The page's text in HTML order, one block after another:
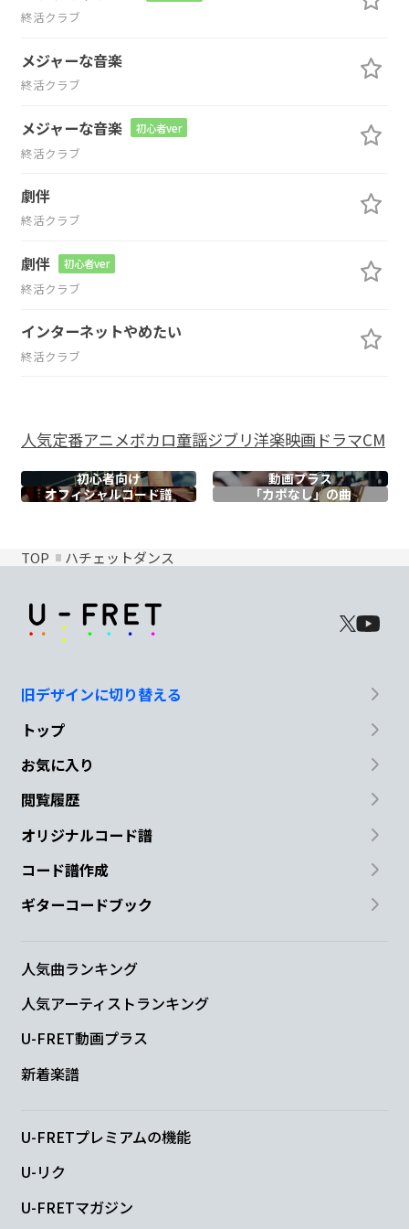
終活クラブ
メジャーな音楽
終活クラブ
メジャーな音楽 初心者ver
終活クラブ
劇伴
終活クラブ
劇伴 初心者ver
終活クラブ
インターネットやめたい
終活クラブ
人気定番アニメボカロ童謡ジブリ洋楽映画ドラマCM
初心者向け
動画プラス
オフィシャルコード譜 「カポなし」の曲
TOP ハチェットダンス
旧デザインに切り替える
トップ
お気に入り
閲覧履歴
オリジナルコード譜
コード譜作成
ギターコードブック
人気曲ランキング
人気アーティストランキング
U-FRET動画プラス
新着楽譜
U-FRETプレミアムの機能
U-リク
U-FRETマガジン